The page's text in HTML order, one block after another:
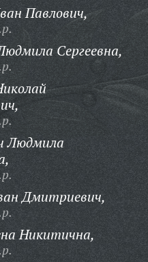
Павлович,
Сергеевна,
Людмила
Дмитриевич,
Никитична,